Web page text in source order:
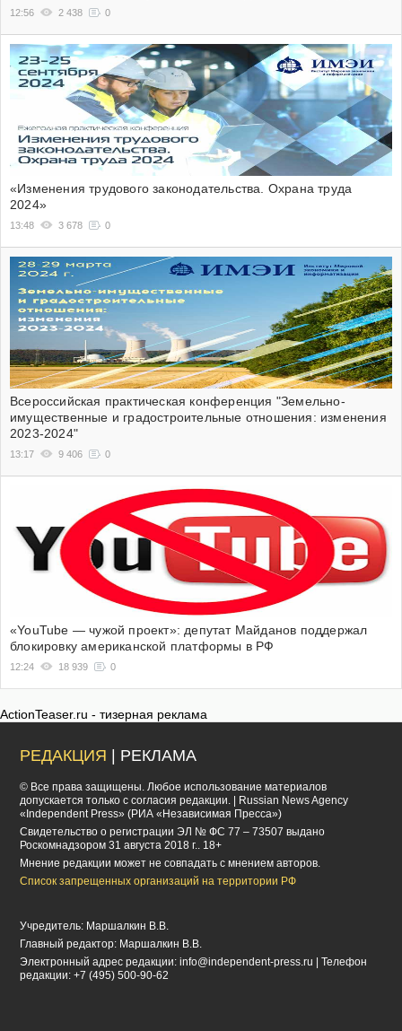
12:56 2 438 0
«Изменения трудового законодательства. Охрана труда
2024»
13:48 3 678 0
Всероссийская практическая конференция "Земельно-
имущественные и градостроительные отношения: изменения
2023-2024"
13:17 9 406 0
«YouTube — чужой проект»: депутат Майданов поддержал
блокировку американской платформы в РФ
12:24 18 939 0
ActionTeaser.ru - тизерная реклама
РЕДАКЦИЯ | РЕКЛАМА
© Все права защищены. Любое использование материалов
допускается только с согласия редакции. | Russian News Agency
«Independent Press» (РИА «Независимая Пресса»)
Cвидетельство о регистрации ЭЛ № ФС 77 – 73507 выдано
Роскомнадзором 31 августа 2018 г.. 18+
Мнение редакции может не совпадать с мнением авторов.
Список запрещенных организаций на территории РФ
Учредитель: Маршалкин В.В.
Главный редактор: Маршалкин В.В.
Электронный адрес редакции:info@independent-press.ru
| Телефон
редакции: +7 (495) 500-90-62